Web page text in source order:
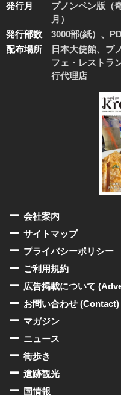
発行月
プノンペン版（
月）
発行部数
3000部(紙）、
配布場所
日本大使館、プ
フェ・レストラ
行代理店
会社案内
サイトマップ
プライバシーポリシー
ご利用規約
広告掲載について
お問い合わせ (Contact)
マガジン
ニュース
街歩き
遺跡観光
国情報